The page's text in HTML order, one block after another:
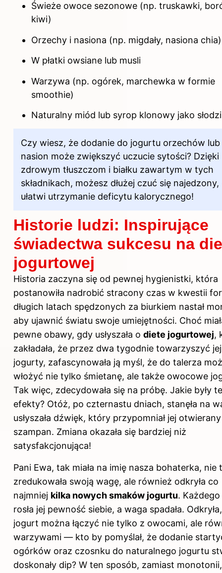
Świeże owoce sezonowe (np. truskawki,
kiwi)
Orzechy i nasiona (np. migdały, nasiona chia)
W płatki owsiane lub musli
Warzywa (np. ogórek, marchewka w formie
smoothie)
Naturalny miód lub syrop klonowy jako
Czy wiesz, że dodanie do jogurtu orzechów lub
nasion może zwiększyć uczucie sytości? Dzięki
zdrowym tłuszczom i białku zawartym w tych
składnikach, możesz dłużej czuć się najedzony,
ułatwi utrzymanie deficytu kalorycznego!
Historie ludzi: Inspirujące
świadectwa sukcesu na
jogurtowej
Historia zaczyna się od pewnej hygienistki, która
postanowiła nadrobić stracony czas w kwestii
długich latach spędzonych za biurkiem nastał
aby ujawnić światu swoje umiejętności. Choć
pewne obawy, gdy usłyszała o diete jogurtowej,
zakładała, że przez dwa tygodnie towarzyszyć
jogurty, zafascynowała ją myśl, że do talerza
włożyć nie tylko śmietanę, ale także owocowe
Tak więc, zdecydowała się na próbę. Jakie były
efekty? Otóż, po czternastu dniach, stanęła na
usłyszała dźwięk, który przypomniał jej otwierany
szampan. Zmiana okazała się bardziej niż
satysfakcjonująca!
Pani Ewa, tak miała na imię nasza bohaterka, nie
zredukowała swoją wagę, ale również odkryła co
najmniej kilka nowych smaków jogurtu.
rosła jej pewność siebie, a waga spadała.
jogurt można łączyć nie tylko z owocami, ale
warzywami — kto by pomyślał, że dodanie
ogórków oraz czosnku do naturalnego jogurtu
doskonały dip? W ten sposób, zamiast